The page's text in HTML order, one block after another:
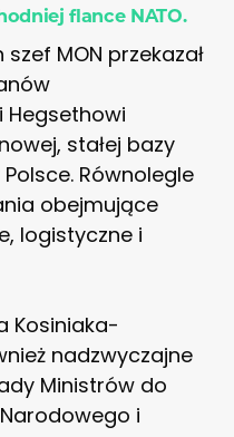
flance NATO.
MON przekazał
Hegsethowi
stałej bazy
Równolegle
obejmujące
logistyczne i
Kosiniaka-
nadzwyczajne
Ministrów do
i